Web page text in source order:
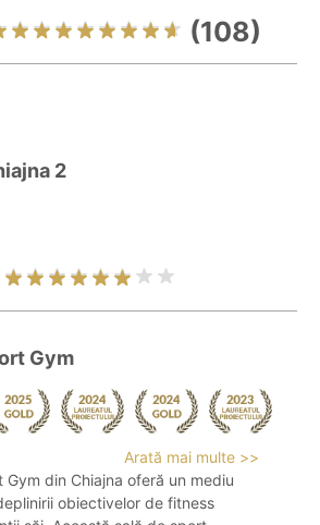
(108)
2
Gym
Arată mai multe >>
Gym din Chiajna oferă un mediu
obiectivelor de fitness